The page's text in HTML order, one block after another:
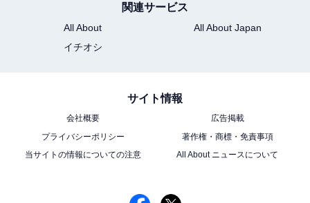
関連サービス
All About
All About Japan
イチオシ
サイト情報
会社概要
広告掲載
プライバシーポリシー
著作権・商標・免責事項
当サイトの情報についての注意
All About ニュースについて